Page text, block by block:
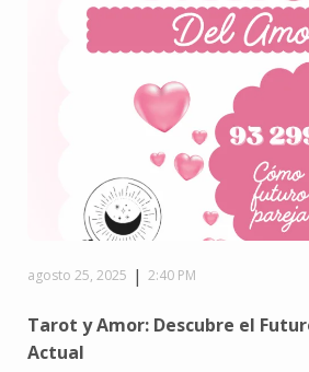
agosto 25, 2025 | 2:40 PM
Tarot y Amor: Descubre el
Actual